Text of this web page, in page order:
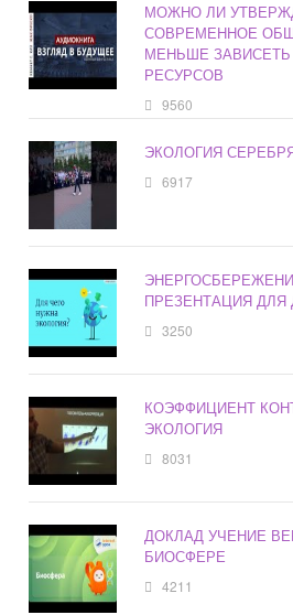
МОЖНО ЛИ
СОВРЕМЕННОЕ
МЕНЬШЕ
РЕСУРСОВ
9560
ЭКОЛОГИЯ
6917
ПРЕЗЕНТАЦИЯ ДЛЯ
3250
КОЭФФИЦИЕНТ
ЭКОЛОГИЯ
8031
ДОКЛАД УЧЕНИЕ
БИОСФЕРЕ
4211